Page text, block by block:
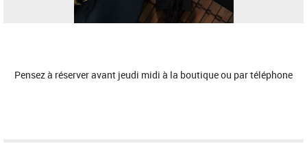
Pensez à réserver avant jeudi midi à la boutique ou par téléphone